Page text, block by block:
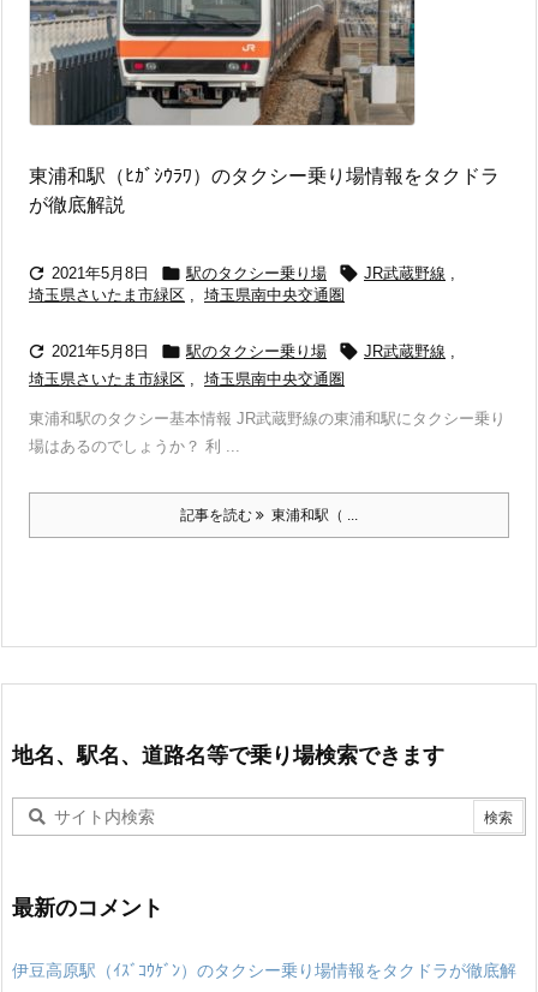
東浦和駅（ﾋｶﾞｼｳﾗﾜ）のタクシー乗り場情報をタクドラ
が徹底解説
 2021年5月8日  駅のタクシー乗り場  JR武蔵野線 ,
埼玉県さいたま市緑区 , 埼玉県南中央交通圏
 2021年5月8日  駅のタクシー乗り場  JR武蔵野線 ,
埼玉県さいたま市緑区 , 埼玉県南中央交通圏
東浦和駅のタクシー基本情報 JR武蔵野線の東浦和駅にタクシー乗り
場はあるのでしょうか？ 利 ...
記事を読む 東浦和駅（ ...
地名、駅名、道路名等で乗り場検索できます
最新のコメント
伊豆高原駅（ｲｽﾞｺｳｹﾞﾝ）のタクシー乗り場情報をタクドラが徹底解